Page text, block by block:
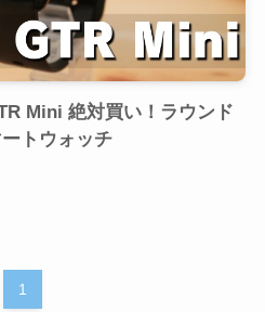
Mini 絶対買い！ラウンド
トウォッチ
1